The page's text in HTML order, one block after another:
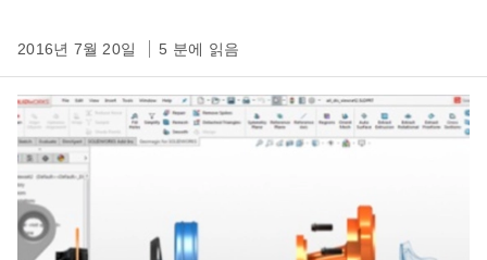
2016년 7월 20일 5 분에 읽음